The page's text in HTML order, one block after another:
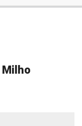
Milho